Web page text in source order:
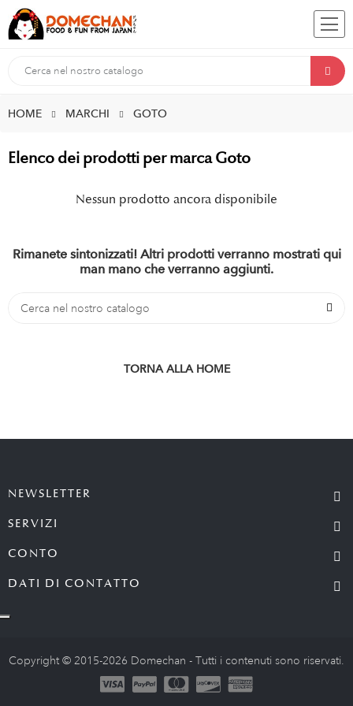
HOME MARCHI GOTO
Elenco dei prodotti per marca Goto
Nessun prodotto ancora disponibile
Rimanete sintonizzati! Altri prodotti verranno mostrati qui
man mano che verranno aggiunti.
TORNA ALLA HOME
NEWSLETTER
SERVIZI
CONTO
DATI DI CONTATTO
Copyright © 2015-2026 Domechan - Tutti i contenuti sono riservati.